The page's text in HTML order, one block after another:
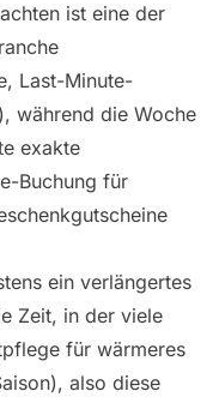
ist eine der
Last-Minute-
während die Woche
exakte
Buchung für
ein verlängertes
Zeit, in der viele
für wärmeres
also diese